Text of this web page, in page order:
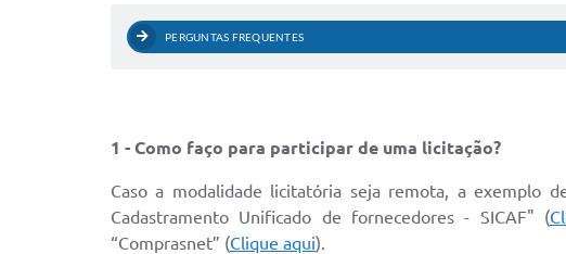
PERGUNTAS FREQUENTES
1 - Como faço para participar de uma licitação?
Caso a modalidade licitatória seja remota, a exemplo
Cadastramento Unificado de fornecedores - SICAF" (
“Comprasnet” (Clique aqui).